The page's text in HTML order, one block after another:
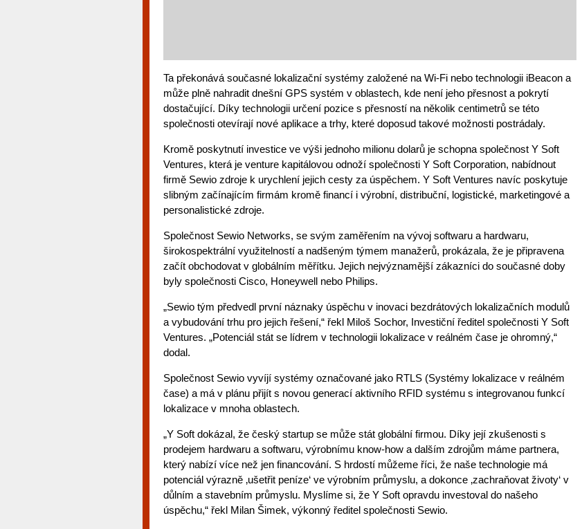
Ta překonává současné lokalizační systémy založené na Wi-Fi nebo technologii iBeacon a
může plně nahradit dnešní GPS systém v oblastech, kde není jeho přesnost a pokrytí
dostačující. Díky technologii určení pozice s přesností na několik centimetrů se této
společnosti otevírají nové aplikace a trhy, které doposud takové možnosti postrádaly.
Kromě poskytnutí investice ve výši jednoho milionu dolarů je schopna společnost Y Soft
Ventures, která je venture kapitálovou odnoží společnosti Y Soft Corporation, nabídnout
firmě Sewio zdroje k urychlení jejich cesty za úspěchem. Y Soft Ventures navíc poskytuje
slibným začínajícím firmám kromě financí i výrobní, distribuční, logistické, marketingové a
personalistické zdroje.
Společnost Sewio Networks, se svým zaměřením na vývoj softwaru a hardwaru,
širokospektrální využitelností a nadšeným týmem manažerů, prokázala, že je připravena
začít obchodovat v globálním měřítku. Jejich nejvýznamější zákazníci do současné doby
byly společnosti Cisco, Honeywell nebo Philips.
„Sewio tým předvedl první náznaky úspěchu v inovaci bezdrátových lokalizačních modulů
a vybudování trhu pro jejich řešení,“ řekl Miloš Sochor, Investiční ředitel společnosti Y Soft
Ventures. „Potenciál stát se lídrem v technologii lokalizace v reálném čase je ohromný,“
dodal.
Společnost Sewio vyvíjí systémy označované jako RTLS (Systémy lokalizace v reálném
čase) a má v plánu přijít s novou generací aktivního RFID systému s integrovanou funkcí
lokalizace v mnoha oblastech.
„Y Soft dokázal, že český startup se může stát globální firmou. Díky její zkušenosti s
prodejem hardwaru a softwaru, výrobnímu know-how a dalším zdrojům máme partnera,
který nabízí více než jen financování. S hrdostí můžeme říci, že naše technologie má
potenciál výrazně ‚ušetřit peníze‘ ve výrobním průmyslu, a dokonce ‚zachraňovat životy‘ v
důlním a stavebním průmyslu. Myslíme si, že Y Soft opravdu investoval do našeho
úspěchu,“ řekl Milan Šimek, výkonný ředitel společnosti Sewio.